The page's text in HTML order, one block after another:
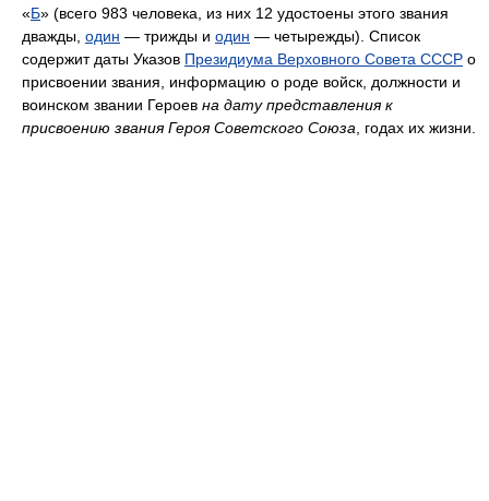
«Б» (всего 983 человека, из них 12 удостоены этого звания
дважды, один — трижды и один — четырежды). Список
содержит даты Указов Президиума Верховного Совета СССР о
присвоении звания, информацию о роде войск, должности и
воинском звании Героев на дату представления к
присвоению звания Героя Советского Союза , годах их жизни.